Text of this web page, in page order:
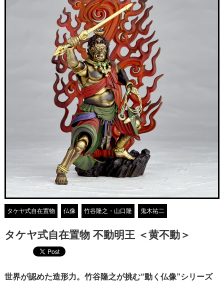
タケヤ式自在置物 仏像 竹谷隆之・山口隆 鬼木祐二
タケヤ式自在置物 不動明王 ＜黄不動＞
世界が認めた造形力。竹谷隆之が挑む“動く仏像”シリーズ